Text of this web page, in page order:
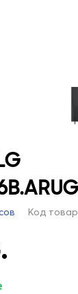
Код